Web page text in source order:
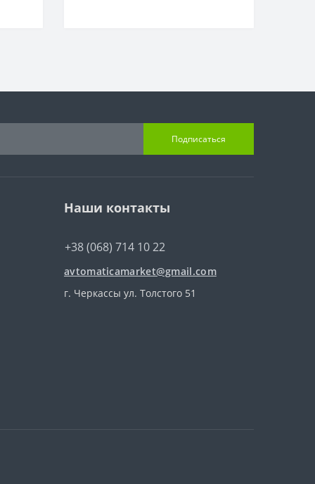
Подписаться
Наши контакты
+38 (068) 714 10 22
avtomaticamarket@gmail.com
г. Черкассы ул. Толстого 51